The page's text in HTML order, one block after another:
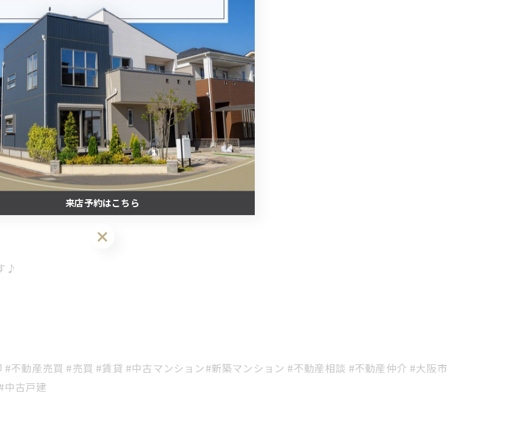
✨
ク
♪
不動産売買 #売買 #賃貸 #中古マンション#新築マンション #不動産相談 #不動産仲介 #大阪市
中古戸建
来店予約はこちら
来店予約はこちら